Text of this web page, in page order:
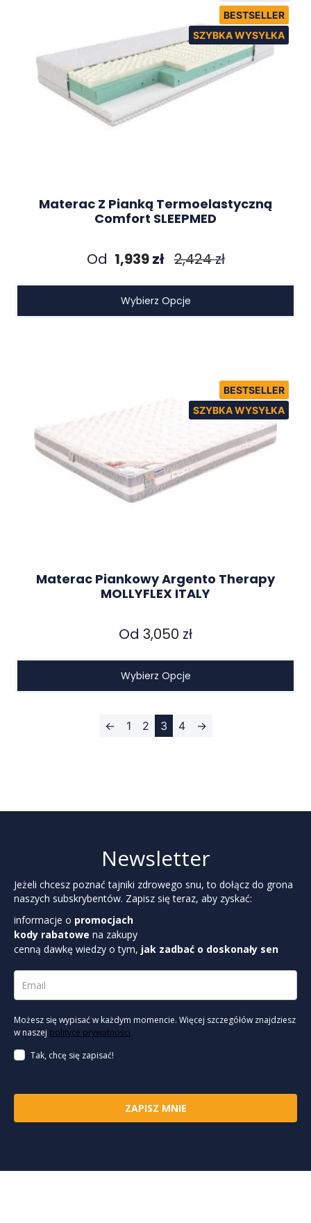
Materac Z Pianką Termoelastyczną
Comfort SLEEPMED
Od 1,939zł 2,424zł
Wybierz Opcje
Materac Piankowy Argento Therapy
MOLLYFLEX ITALY
Od 3,050 zł
Wybierz Opcje
← 1 2 3 4 →
Newsletter
Jeżeli chcesz poznać tajniki zdrowego snu, to dołącz do grona
naszych subskrybentów. Zapisz się teraz, aby zyskać:
informacje o promocjach
kody rabatowe na zakupy
cenną dawkę wiedzy o tym, jak zadbać o doskonały sen
Możesz się wypisać w każdym momencie. Więcej szczegółów znajdziesz
w naszej polityce prywatności.
Tak, chcę się zapisać!
ZAPISZ MNIE